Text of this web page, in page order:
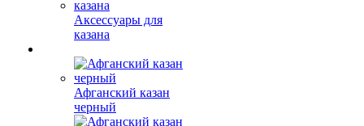
Аксессуары для
казана
Афганский казан
черный